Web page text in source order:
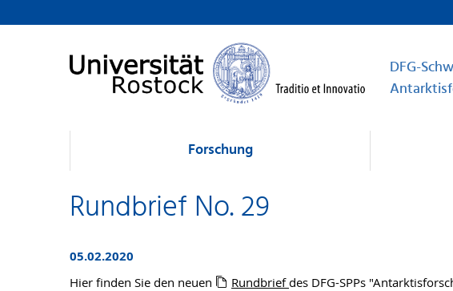
DFG-
Forschung
Rundbrief No. 29
05.02.2020
Hier finden Sie den neuen Rundbriefdes DFG-SPPs